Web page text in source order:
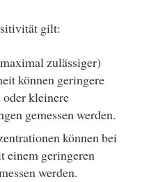
gilt:
zulässiger)
können geringere
kleinere
gemessen werden.
können bei
einem geringeren
werden.